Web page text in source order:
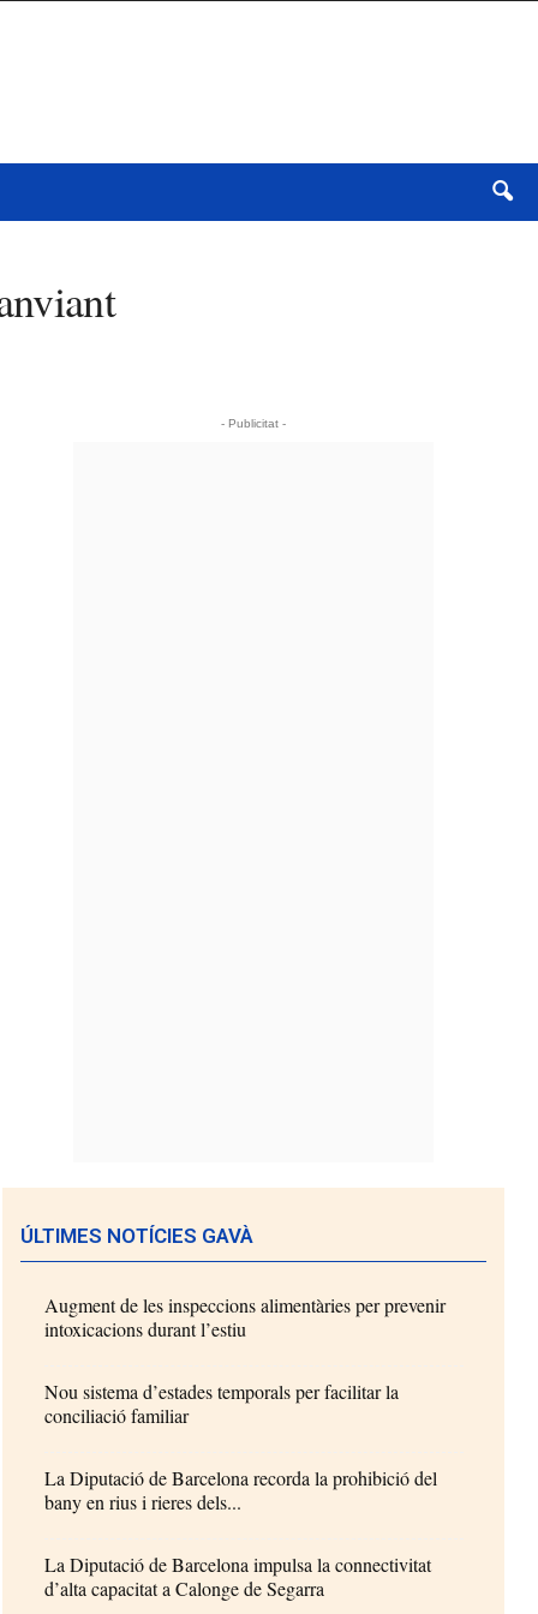
- Publicitat -
ÚLTIMES NOTÍCIES GAVÀ
Augment de les inspeccions alimentàries per prevenir
intoxicacions durant l’estiu
Nou sistema d’estades temporals per facilitar la
conciliació familiar
La Diputació de Barcelona recorda la prohibició del
bany en rius i rieres dels...
La Diputació de Barcelona impulsa la connectivitat
d’alta capacitat a Calonge de Segarra